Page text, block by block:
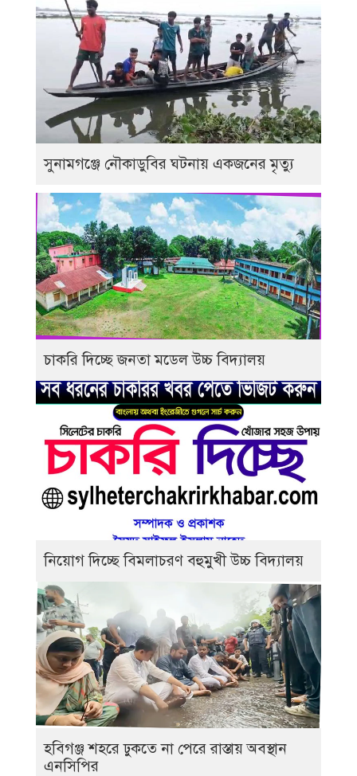
সুনামগঞ্জে নৌকাডুবির ঘটনায় একজনের মৃত্যু
চাকরি দিচ্ছে জনতা মডেল উচ্চ বিদ্যালয়
নিয়োগ দিচ্ছে বিমলাচরণ বহুমুখী উচ্চ বিদ্যালয়
হবিগঞ্জ শহরে ঢুকতে না পেরে রাস্তায় অবস্থান
এনসিপির